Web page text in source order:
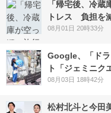
「帰宅後、冷
トレス 負担を
08月01日 20時33分
Google、「ド
ト「ジェミニク
08月03日 18時42分
松村北斗と今田